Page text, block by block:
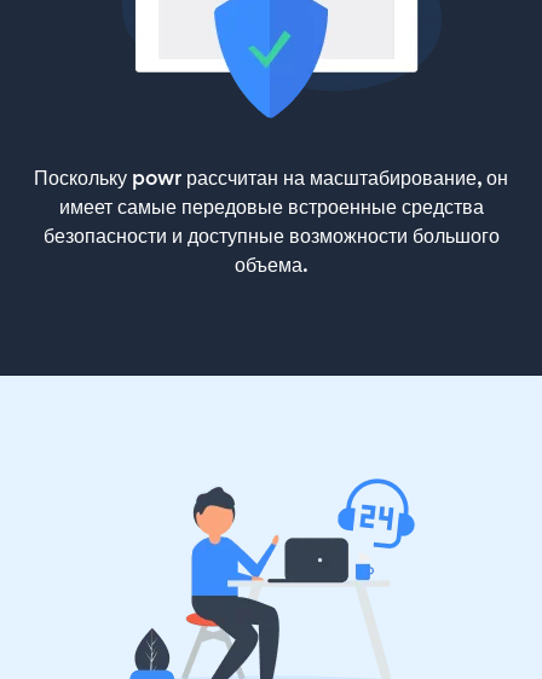
Поскольку powr рассчитан на масштабирование, он
имеет самые передовые встроенные средства
безопасности и доступные возможности большого
объема.